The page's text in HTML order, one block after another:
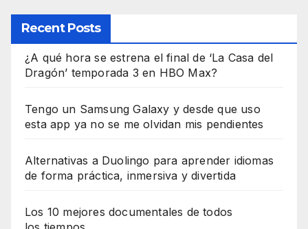
Recent Posts
¿A qué hora se estrena el final de ‘La Casa del
Dragón’ temporada 3 en HBO Max?
Tengo un Samsung Galaxy y desde que uso
esta app ya no se me olvidan mis pendientes
Alternativas a Duolingo para aprender idiomas
de forma práctica, inmersiva y divertida
Los 10 mejores documentales de todos